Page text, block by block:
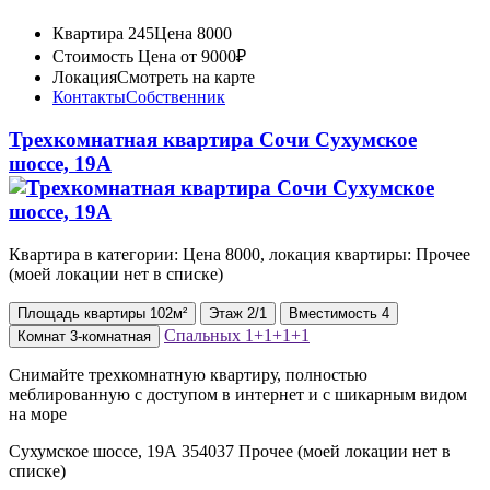
Квартира 245Цена 8000
Стоимость Цена от 9000₽
ЛокацияСмотреть на карте
КонтактыСобственник
Трехкомнатная квартира Сочи Сухумское
шоссе, 19А
Квартира в категории: Цена 8000, локация квартиры: Прочее
(моей локации нет в списке)
Площадь квартиры 102м² Этаж 2/1 Вместимость 4
Комнат 3-комнатная Спальных 1+1+1+1
Снимайте трехкомнатную квартиру, полностью
меблированную с доступом в интернет и с шикарным видом
на море
Сухумское шоссе, 19А 354037 Прочее (моей локации нет в
списке)